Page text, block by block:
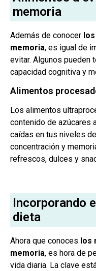
memoria
Además de conocer
memoria, es igual de
evitar. Algunos pueden
capacidad cognitiva y
Alimentos
Los alimentos
contenido de azúcares
caídas en tus niveles
concentración y
refrescos, dulces y
Incorporando
dieta
Ahora que conoces los
memoria, es hora de
vida diaria. La clave